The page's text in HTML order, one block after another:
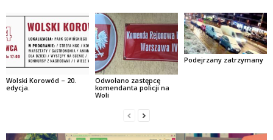
Wolski Korowód – 20.
edycja.
Odwołano zastępcę
komendanta policji na
Woli
Podejrzany zatrzymany